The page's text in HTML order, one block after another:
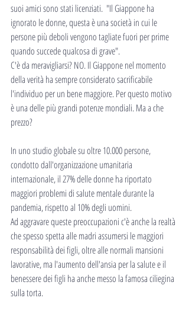
suoi amici sono stati licenziati.  "Il Giappone ha
ignorato le donne, questa è una società in cui le
persone più deboli vengono tagliate fuori per prime
quando succede qualcosa di grave".
C'è da meravigliarsi? NO. Il Giappone nel momento
della verità ha sempre considerato sacrificabile
l'individuo per un bene maggiore. Per questo motivo
è una delle più grandi potenze mondiali. Ma a che
prezzo?
In uno studio globale su oltre 10.000 persone,
condotto dall'organizzazione umanitaria
internazionale, il 27% delle donne ha riportato
maggiori problemi di salute mentale durante la
pandemia, rispetto al 10% degli uomini.
Ad aggravare queste preoccupazioni c'è anche la realtà
che spesso spetta alle madri assumersi le maggiori
responsabilità dei figli, oltre alle normali mansioni
lavorative, ma l'aumento dell'ansia per la salute e il
benessere dei figli ha anche messo la famosa ciliegina
sulla torta.